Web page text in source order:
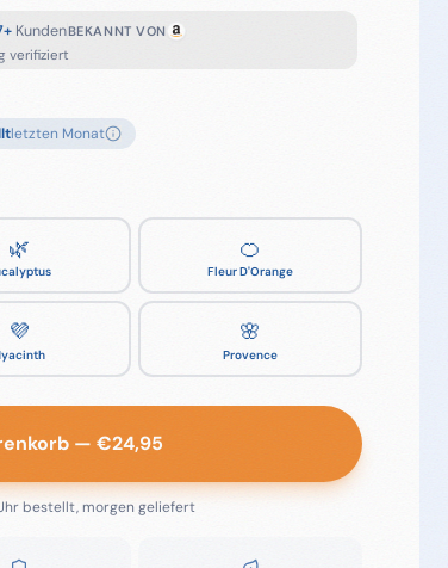
KundenBEKANNT VON
verifiziert
letzten Monat
🌿 🍊
Fleur D'Orange
💜 🌸
Provence
— €24,95
bestellt, morgen geliefert